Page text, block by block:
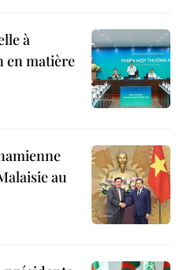
à
en matière
au